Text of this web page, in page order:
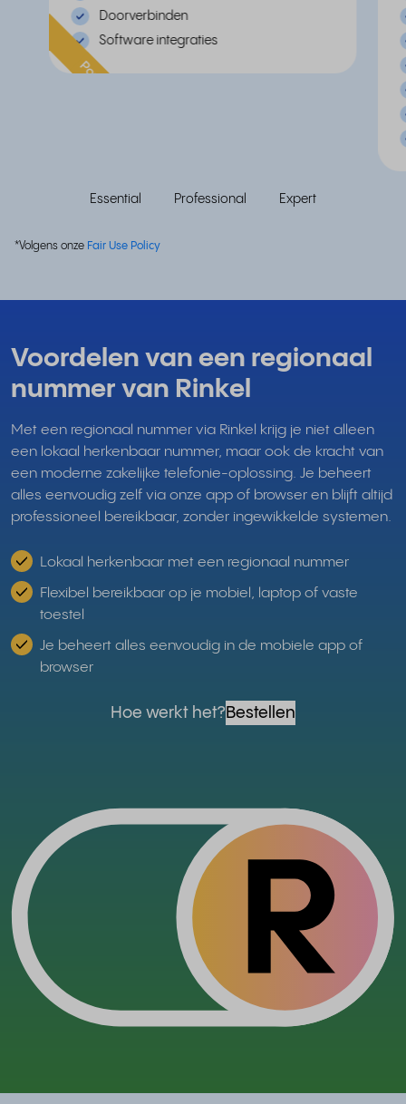
Doorverbinden
Software integraties
Populair
Essential Professional Expert
*Volgens onze Fair Use Policy
Voordelen van een regionaal
nummer van Rinkel
Met een regionaal nummer via Rinkel krijg je niet alleen
een lokaal herkenbaar nummer, maar ook de kracht van
een moderne zakelijke telefonie-oplossing. Je beheert
alles eenvoudig zelf via onze app of browser en blijft altijd
professioneel bereikbaar, zonder ingewikkelde systemen.
Lokaal herkenbaar met een regionaal nummer
Flexibel bereikbaar op je mobiel, laptop of vaste
toestel
Je beheert alles eenvoudig in de mobiele app of
browser
Hoe werkt het? Bestellen